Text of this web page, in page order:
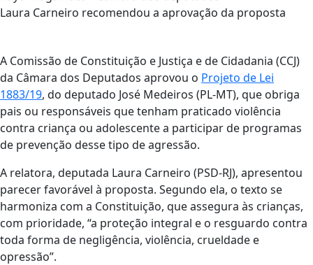
Laura Carneiro recomendou a aprovação da proposta
A Comissão de Constituição e Justiça e de Cidadania (CCJ)
da Câmara dos Deputados aprovou o Projeto de Lei
1883/19, do deputado José Medeiros (PL-MT), que obriga
pais ou responsáveis que tenham praticado violência
contra criança ou adolescente a participar de programas
de prevenção desse tipo de agressão.
A relatora, deputada Laura Carneiro (PSD-RJ), apresentou
parecer favorável à proposta. Segundo ela, o texto se
harmoniza com a Constituição, que assegura às crianças,
com prioridade, “a proteção integral e o resguardo contra
toda forma de negligência, violência, crueldade e
opressão”.